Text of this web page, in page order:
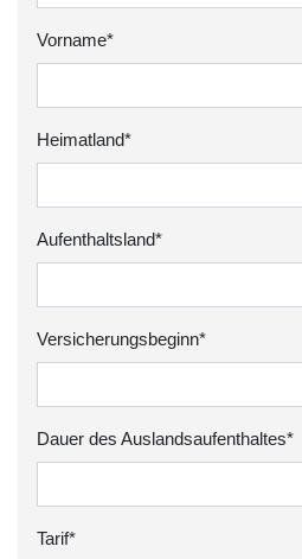
Vorname*
Heimatland*
Aufenthaltsland*
Versicherungsbeginn*
Dauer des Auslandsaufenthaltes*
Tarif*